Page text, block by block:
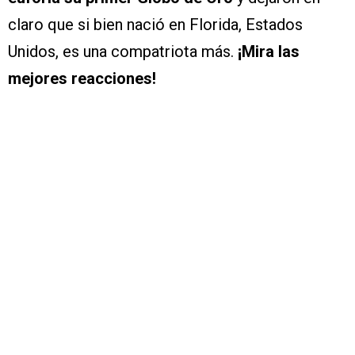
claro que si bien nació en Florida, Estados
Unidos, es una compatriota más. ¡Mira las
mejores reacciones!